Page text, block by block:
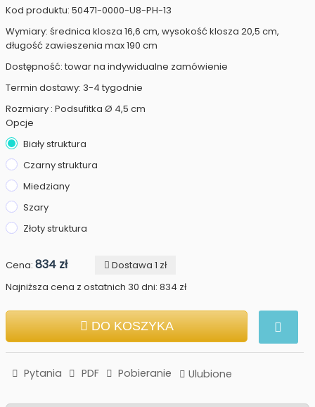
Kod produktu: 50471-0000-U8-PH-13
Wymiary: średnica klosza 16,6 cm, wysokość klosza 20,5 cm,
długość zawieszenia max 190 cm
Dostępność: towar na indywidualne zamówienie
Termin dostawy: 3-4 tygodnie
Rozmiary : Podsufitka Ø 4,5 cm
Opcje
Biały struktura
Czarny struktura
Miedziany
Szary
Złoty struktura
Cena: 834 zł
Dostawa 1 zł
Najniższa cena z ostatnich 30 dni: 834 zł
DO KOSZYKA
Pytania PDF Pobieranie Ulubione